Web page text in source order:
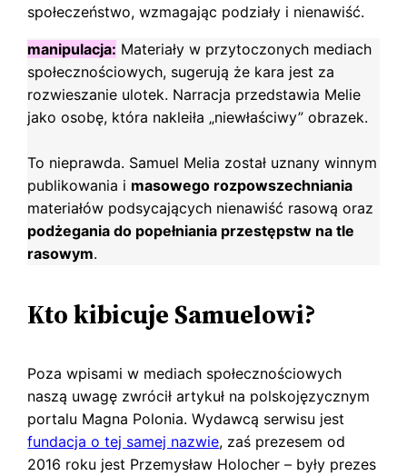
społeczeństwo, wzmagając podziały i nienawiść.
manipulacja: Materiały w przytoczonych mediach
społecznościowych, sugerują że kara jest za
rozwieszanie ulotek. Narracja przedstawia Melie
jako osobę, która nakleiła „niewłaściwy” obrazek.
To nieprawda. Samuel Melia został uznany winnym
publikowania i masowego rozpowszechniania
materiałów podsycających nienawiść rasową oraz
podżegania do popełniania przestępstw na tle
rasowym.
Kto kibicuje Samuelowi?
Poza wpisami w mediach społecznościowych
naszą uwagę zwrócił artykuł na polskojęzycznym
portalu Magna Polonia. Wydawcą serwisu jest
fundacja o tej samej nazwie, zaś prezesem od
2016 roku jest Przemysław Holocher – były prezes